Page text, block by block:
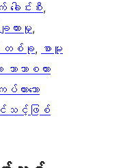
ေါင်းစီး
ထားမှု
တစ်ခု, စာမူ
ာသာစကား
ားသော
သင့်ဖြစ်